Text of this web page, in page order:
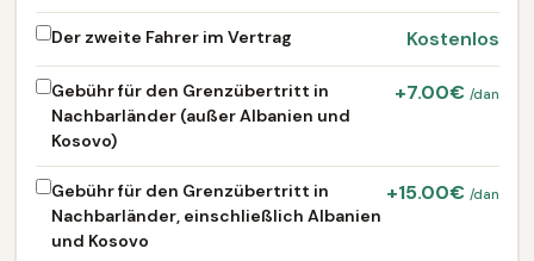
Der zweite Fahrer im Vertrag Kostenlos
Gebühr für den Grenzübertritt in
Nachbarländer (außer Albanien und
Kosovo)
+7.00€ /dan
Gebühr für den Grenzübertritt in
Nachbarländer, einschließlich Albanien
und Kosovo
+15.00€ /dan